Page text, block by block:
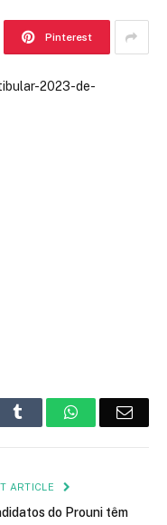
Pinterest
Tumblr WhatsApp
ARTICLE
do Prouni têm